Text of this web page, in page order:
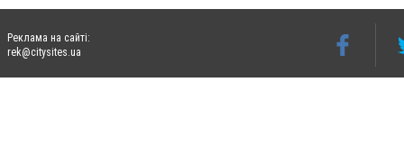
Реклама на сайті:
rek@citysites.ua